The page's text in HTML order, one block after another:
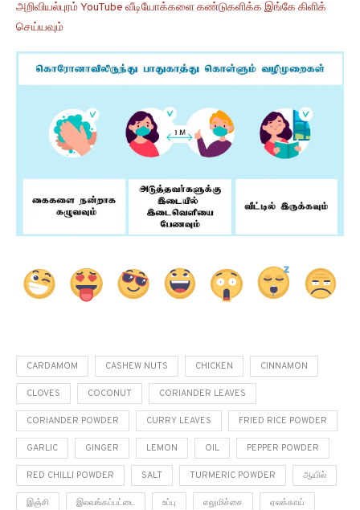
அறிவியல்புரம் YouTube வீடியோக்களை கண்டுகளிக்க இங்கே கிளிக்
செய்யவும்
CARDAMOM CASHEW NUTS CHICKEN CINNAMON
CLOVES COCONUT CORIANDER LEAVES
CORIANDER POWDER CURRY LEAVES FRIED RICE POWDER
GARLIC GINGER LEMON OIL PEPPER POWDER
RED CHILLI POWDER SALT TURMERIC POWDER ஆயில்
இஞ்சி இலவங்கப்பட்டை உப்பு எலுமிச்சை ஏலக்காய்